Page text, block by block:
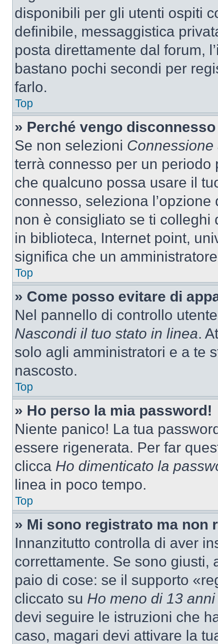
disponibili per gli utenti ospiti
definibile, messaggistica
posta direttamente dal forum,
bastano pochi secondi per
farlo.
Top
» Perché vengo
Se non selezioni
terrà connesso per un
che qualcuno possa usare il
connesso, seleziona
non è consigliato se ti
in biblioteca, Internet point,
significa che un
Top
» Come posso evitare di
Nel pannello di controllo
Nascondi il tuo stato in linea.
solo agli amministratori e a te
nascosto.
Top
» Ho perso la mia password!
Niente panico! La tua
essere rigenerata. Per far
clicca Ho dimenticato la
linea in poco tempo.
Top
» Mi sono registrato ma non
Innanzitutto controlla di aver
correttamente. Se sono giusti,
paio di cose: se il supporto
cliccato su Ho meno di 13 anni
devi seguire le istruzioni che
caso, magari devi attivare la